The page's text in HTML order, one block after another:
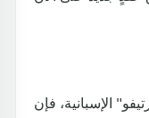
الإسبانية، فإن